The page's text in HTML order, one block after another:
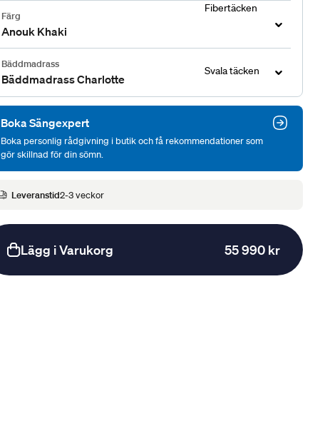
Fibertäcken
Svala täcken
Färg
Anouk Khaki
Bäddmadrass
Bäddmadrass Charlotte
Boka Sängexpert
Boka personlig rådgivning i butik och få rekommendationer som
gör skillnad för din sömn.
Leveranstid2-3 veckor
Lägg i Varukorg 55 990 kr